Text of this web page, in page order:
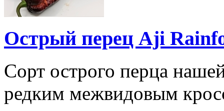
Острый перец Aji
Сорт острого перца
редким межвидовым